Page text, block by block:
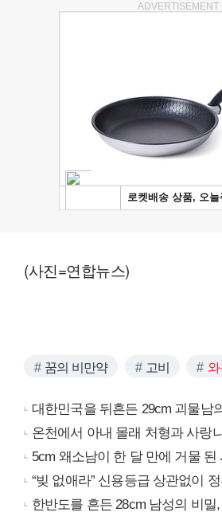
ADVERTISEMENT
(사진=연합뉴스)
꿈의 비만약 고비
대한민국을 뒤흔든 29cm 괴물남
온천에서 아내 몰래 처형과 사랑
5cm 왜소남이 한 달 만에 거물 된
“빚 없애라” 신용등급 상관없이
한반도를 흔든 28cm 남성의 비밀